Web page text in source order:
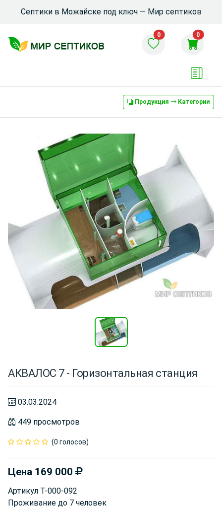
Септики в Можайске под ключ — Мир септиков
0 0
Продукция Категории
АКВАЛОС 7 - Горизонтальная станция
03.03.2024
449 просмотров
(0 голосов)
Цена 169 000
Артикул Т-000-092
Проживание до 7 человек